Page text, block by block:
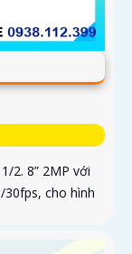
2. 8” 2MP với
30fps, cho hình